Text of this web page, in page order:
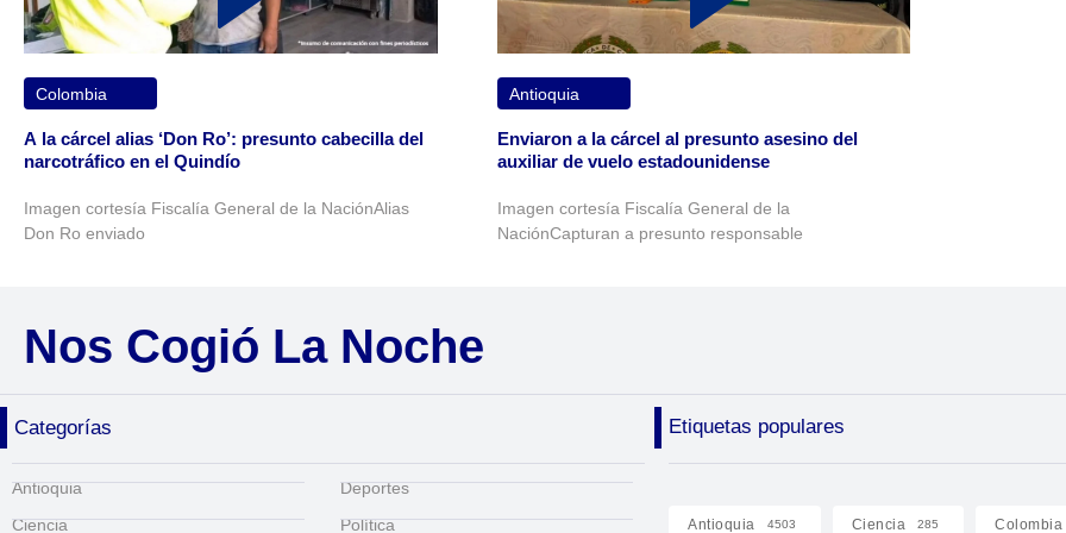
Colombia
A la cárcel alias ‘Don Ro’: presunto cabecilla del
narcotráfico en el Quindío
Imagen cortesía Fiscalía General de la NaciónAlias
Don Ro enviado
Antioquia
Enviaron a la cárcel al presunto asesino del
auxiliar de vuelo estadounidense
Imagen cortesía Fiscalía General de la
NaciónCapturan a presunto responsable
Nos Cogió La Noche
Categorías Etiquetas populares
Antioquia
Ciencia
Deportes
Política
Antioquia 4503 Ciencia 285 Colombia